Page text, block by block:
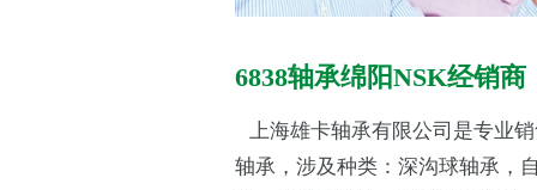
6838轴承绵阳NSK经销商
上海雄卡轴承有限公司是专业
轴承，涉及种类：深沟球轴承，